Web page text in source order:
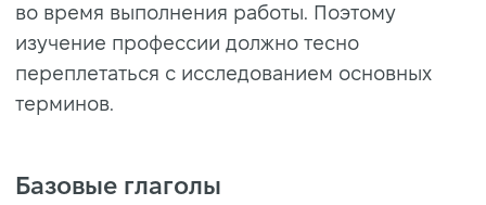
во время выполнения работы. Поэтому
изучение профессии должно тесно
переплетаться с исследованием основных
терминов.
Базовые глаголы